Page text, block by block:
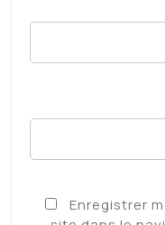
Enregistrer